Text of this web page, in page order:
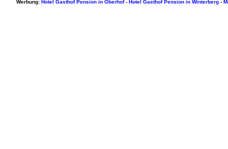
Werbung: Hotel Gasthof Pension in Oberhof- Hotel Gasthof Pension in Winterberg-